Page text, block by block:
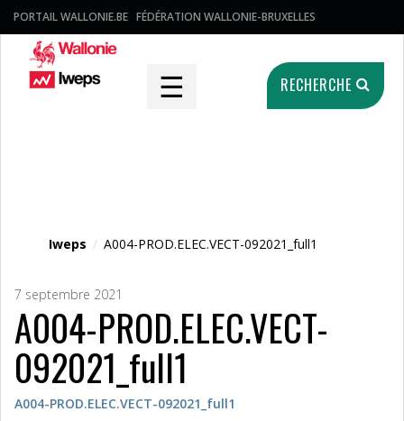
PORTAIL WALLONIE.BE FÉDÉRATION WALLONIE-BRUXELLES
☰ RECHERCHE
Iweps / A004-PROD.ELEC.VECT-092021_full1
7 septembre 2021
A004-PROD.ELEC.VECT-
092021_full1
A004-PROD.ELEC.VECT-092021_full1